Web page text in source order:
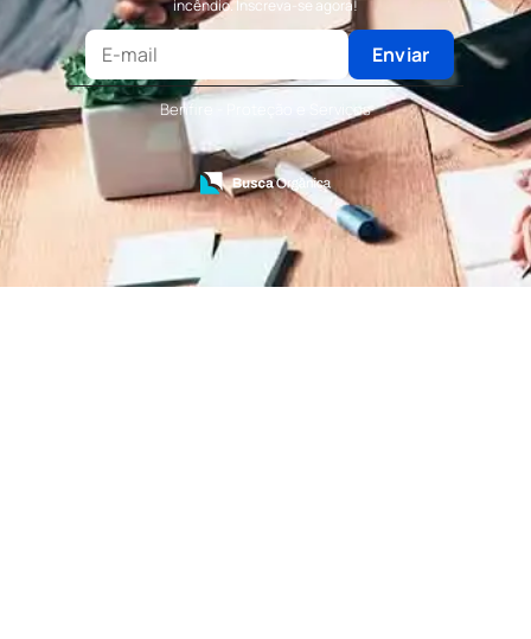
Terceirização de Recepção
Terceirização de Recepcionista
Terceirização de Serviços de Recepcionistas
Treinamento de Bombeiro Civil
Treinamento de Bombeiros
Treinamento de Brigada
Treinamento de Brigada de Emergência
Treinamento de Brigada de Incêndio
Treinamento de Brigada de Incêndio Valor
Treinamento de Brigadista de Incêndio
Treinamento de Combate a Incêndio NR 23
incêndio. Inscreva-se agora!
Enviar
Benfire - Proteção e Serviços